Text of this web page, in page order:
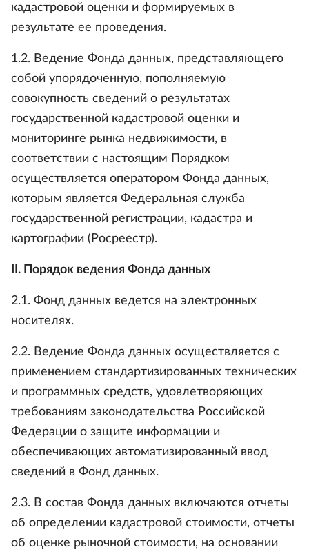
кадастровой оценки и формируемых в
результате ее проведения.
1.2. Ведение Фонда данных, представляющего
собой упорядоченную, пополняемую
совокупность сведений о результатах
государственной кадастровой оценки и
мониторинге рынка недвижимости, в
соответствии с настоящим Порядком
осуществляется оператором Фонда данных,
которым является Федеральная служба
государственной регистрации, кадастра и
картографии (Росреестр).
II. Порядок ведения Фонда данных
2.1. Фонд данных ведется на электронных
носителях.
2.2. Ведение Фонда данных осуществляется с
применением стандартизированных технических
и программных средств, удовлетворяющих
требованиям законодательства Российской
Федерации о защите информации и
обеспечивающих автоматизированный ввод
сведений в Фонд данных.
2.3. В состав Фонда данных включаются отчеты
об определении кадастровой стоимости, отчеты
об оценке рыночной стоимости, на основании